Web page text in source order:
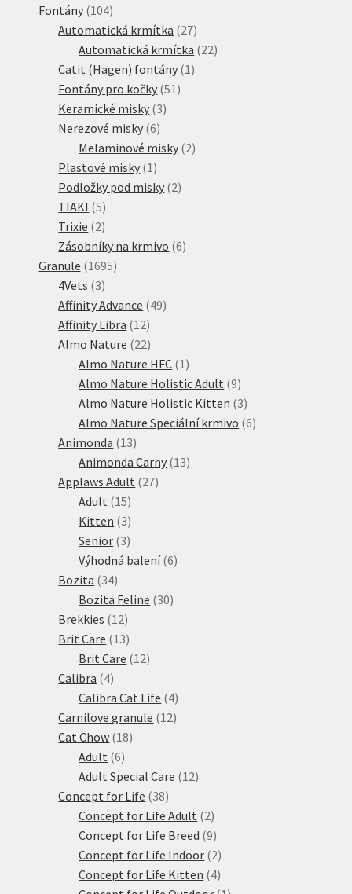
Fontány 104104
produktů
Automatická krmítka 2727
produktů
Automatická krmítka 2222
Catit (Hagen) fontány 1 1
Fontány pro kočky 51 51
Keramické misky 33
Nerezové misky 66
produktů
Melaminové misky 22
Plastové misky 1 1
produkt
Podložky pod misky 22
TIAKI 55
produktů
Trixie 22
produkty
Zásobníky na krmivo 66
Granule 16951695
4Vets 33
produkty
Affinity Advance 4949
Affinity Libra 1212
produktů
Almo Nature 2222
produktů
Almo Nature HFC 1 1
produkt
Almo Nature Holistic Adult 99
produktů
Almo Nature Holistic Kitten 33
produkty
Almo Nature Speciální krmivo 66
Animonda 1313
produktů
Animonda Carny 1313
Applaws Adult 2727
Adult 1515
produktů
Kitten 33
produkty
Senior 33
produkty
Výhodná balení 66
Bozita 3434
produktů
Bozita Feline 3030
Brekkies 1212
produktů
Brit Care 1313
produktů
Brit Care 1212
Calibra 44
produkty
Calibra Cat Life 44
produkty
Carnilove granule 1212
Cat Chow 1818
Adult 66
produktů
Adult Special Care 1212
Concept for Life 3838
produktů
Concept for Life Adult 22
produkty
Concept for Life Breed 99
produktů
Concept for Life Indoor 22
produkty
Concept for Life Kitten 44